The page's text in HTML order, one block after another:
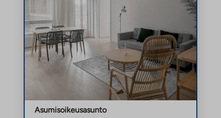
Asumisoikeusasunto